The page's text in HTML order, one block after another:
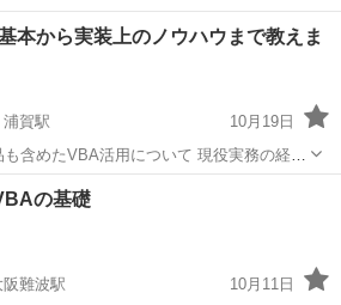
本から実装上のノウハウまで教えま
賀駅
10月19日
含めたVBA活用について 現役実務の経験
します。 その中で、ソフトウェア開発の
なども 伝えられると思います。 オンライ
VBA
の基礎
難波駅 10月11日